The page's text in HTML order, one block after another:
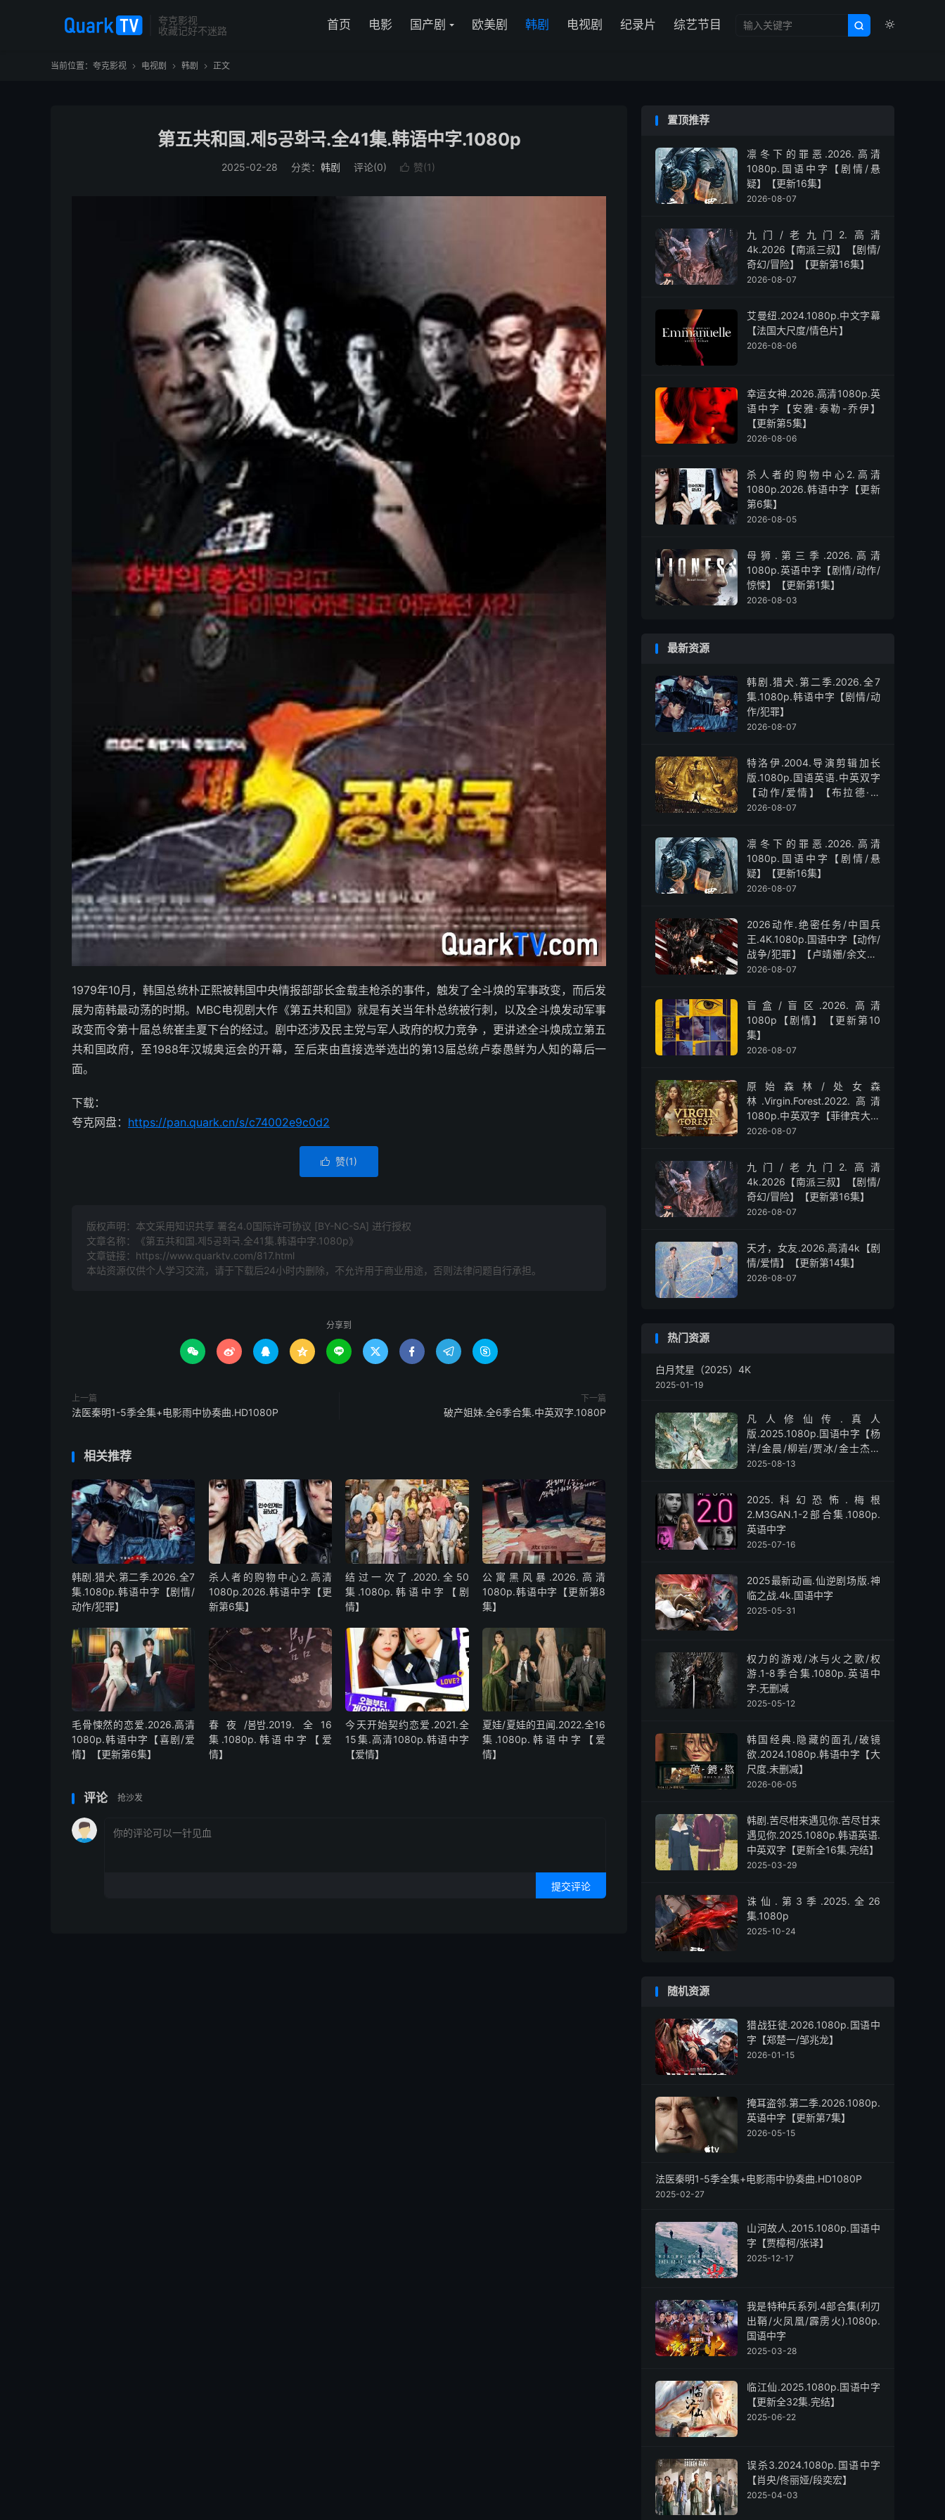
夸克影视
收藏记好不迷路


首页 电影 国产剧 欧美剧 韩剧 电视剧 纪录片 综艺节目
当前位置： 夸克影视  电视剧  韩剧  正文
第五共和国.제5공화국.全41集.韩语中字.1080p
2025-02-28 分类： 韩剧 评论(0)  赞(1)
1979年10月，韩国总统朴正熙被韩国中央情报部部长金载圭枪杀的事件，触发了全斗焕的军事政变，而后发
展为南韩最动荡的时期。MBC电视剧大作《第五共和国》就是有关当年朴总统被行刺，以及全斗焕发动军事
政变而令第十届总统崔圭夏下台的经过。剧中还涉及民主党与军人政府的权力竞争 ，更讲述全斗焕成立第五
共和国政府，至1988年汉城奥运会的开幕，至后来由直接选举选出的第13届总统卢泰愚鲜为人知的幕后一
面。
下载：
夸克网盘： https://pan.quark.cn/s/c74002e9c0d2
 赞(1)
版权声明：本文采用知识共享 署名4.0国际许可协议 [BY-NC-SA] 进行授权
文章名称：《第五共和国.제5공화국.全41集.韩语中字.1080p》
文章链接： https://www.quarktv.com/817.html
本站资源仅供个人学习交流，请于下载后24小时内删除，不允许用于商业用途，否则法律问题自行承担。
分享到
        
上一篇
法医秦明1-5季全集+电影雨中协奏曲.HD1080P
下一篇
破产姐妹.全6季合集.中英双字.1080P
相关推荐
韩剧.猎犬.第二季.2026.全7
集.1080p.韩语中字【剧情/
动作/犯罪】
杀人者的购物中心2.高清
1080p.2026.韩语中字【更
新第6集】
结过一次了.2020.全50
集.1080p.韩语中字【剧
情】
公寓黑风暴.2026.高清
1080p.韩语中字【更新第8
集】
毛骨悚然的恋爱.2026.高清
1080p.韩语中字【喜剧/爱
情】【更新第6集】
春夜/봄밤‎.2019.全16
集.1080p.韩语中字【爱
情】
今天开始契约恋爱.2021.全
15集.高清1080p.韩语中字
【爱情】
夏娃/夏娃的丑闻.2022.全16
集.1080p.韩语中字【爱
情】
评论 抢沙发
提交评论
置顶推荐
凛冬下的罪恶.2026.高清
1080p.国语中字【剧情/悬
疑】【更新16集】
2026-08-07
九门/老九门2.高清
4k.2026【南派三叔】【剧情/
奇幻/冒险】【更新第16集】
2026-08-07
艾曼纽.2024.1080p.中文字幕
【法国大尺度/情色片】
2026-08-06
幸运女神.2026.高清1080p.英
语中字【安雅·泰勒-乔伊】
【更新第5集】
2026-08-06
杀人者的购物中心2.高清
1080p.2026.韩语中字【更新
第6集】
2026-08-05
母狮.第三季.2026.高清
1080p.英语中字【剧情/动作/
惊悚】【更新第1集】
2026-08-03
最新资源
韩剧.猎犬.第二季.2026.全7
集.1080p.韩语中字【剧情/动
作/犯罪】
2026-08-07
特洛伊.2004.导演剪辑加长
版.1080p.国语英语.中英双字
【动作/爱情】【布拉德·皮
特】
2026-08-07
凛冬下的罪恶.2026.高清
1080p.国语中字【剧情/悬
疑】【更新16集】
2026-08-07
2026动作.绝密任务/中国兵
王.4K.1080p.国语中字【动作/
战争/犯罪】【卢靖姗/余文乐/
屈菁菁】
2026-08-07
盲盒/盲区.2026.高清
1080p【剧情】【更新第10
集】
2026-08-07
原始森林/处女森
林.Virgin.Forest.2022.高清
1080p.中英双字【菲律宾大尺
度】
2026-08-07
九门/老九门2.高清
4k.2026【南派三叔】【剧情/
奇幻/冒险】【更新第16集】
2026-08-07
天才，女友.2026.高清4k【剧
情/爱情】【更新第14集】
2026-08-07
热门资源
白月梵星（2025）4K
2025-01-19
凡人修仙传.真人
版.2025.1080p.国语中字【杨
洋/金晨/柳岩/贾冰/金士杰】
【全30集】
2025-08-13
2025.科幻恐怖.梅根
2.M3GAN.1-2部合集.1080p.
英语中字
2025-07-16
2025最新动画.仙逆剧场版.神
临之战.4k.国语中字
2025-05-31
权力的游戏/冰与火之歌/权
游.1-8季合集.1080p.英语中
字.无删减
2025-05-12
韩国经典.隐藏的面孔/破镜
欲.2024.1080p.韩语中字【大
尺度.未删减】
2026-06-05
韩剧.苦尽柑来遇见你.苦尽甘来
遇见你.2025.1080p.韩语英语.
中英双字【更新全16集.完结】
2025-03-29
诛仙.第3季.2025.全26
集.1080p
2025-10-24
随机资源
猎战狂徒.2026.1080p.国语中
字【郑楚一/邹兆龙】
2026-01-15
掩耳盗邻.第二季.2026.1080p.
英语中字【更新第7集】
2026-05-15
法医秦明1-5季全集+电影雨中协奏曲.HD1080P
2025-02-27
山河故人.2015.1080p.国语中
字【贾樟柯/张译】
2025-12-17
我是特种兵系列.4部合集(利刃
出鞘/火凤凰/霹雳火).1080p.
国语中字
2025-03-28
临江仙.2025.1080p.国语中字
【更新全32集.完结】
2025-06-22
误杀3.2024.1080p.国语中字
【肖央/佟丽娅/段奕宏】
2025-04-03